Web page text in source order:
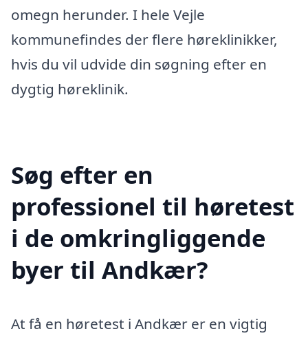
omegn herunder. I hele Vejle
kommunefindes der flere høreklinikker,
hvis du vil udvide din søgning efter en
dygtig høreklinik.
Søg efter en
professionel til høretest
i de omkringliggende
byer til Andkær?
At få en høretest i Andkær er en vigtig